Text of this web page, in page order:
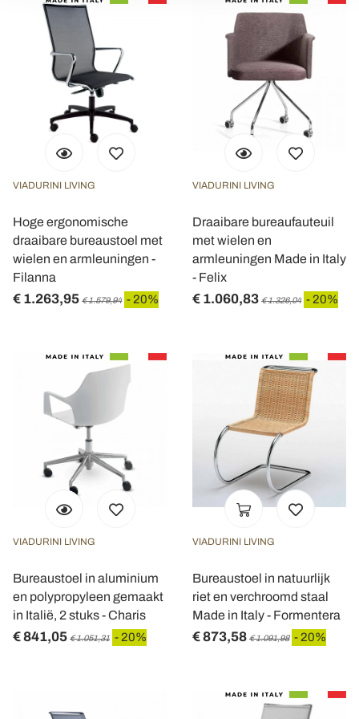
modificare o ritirare il tuo consenso in qualsiasi momento
dalla Dichiarazione sui cookie.
Utilizziamo i cookie per personalizzare contenuti ed
annunci, per fornire funzionalità dei social media e per
analizzare il nostro traffico. Condividiamo inoltre
informazioni sul modo in cui utilizza il nostro sito con i
nostri partner che si occupano di analisi dei dati web,
pubblicità e social media, i quali potrebbero combinarle
con altre informazioni che ha fornito loro o che hanno
VIADURINI LIVING
Hoge ergonomische
draaibare bureaustoel met
wielen en armleuningen -
Filanna
€ 1.263,95 € 1.579,94 - 20%
VIADURINI LIVING
Draaibare bureaufauteuil
met wielen en
armleuningen Made in Italy
- Felix
€ 1.060,83 € 1.326,04 - 20%
VIADURINI LIVING
Bureaustoel in aluminium
en polypropyleen gemaakt
in Italië, 2 stuks - Charis
€ 841,05 € 1.051,31 - 20%
VIADURINI LIVING
Bureaustoel in natuurlijk
riet en verchroomd staal
Made in Italy - Formentera
€ 873,58 € 1.091,98 - 20%